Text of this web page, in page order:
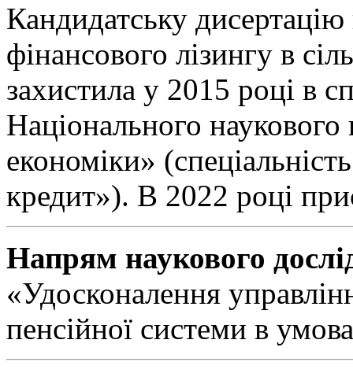
Кандидатську
фінансового лізингу в
захистила у 2015 році в
Національного наукового
економіки»
кредит»). В 2022 році
Напрям наукового
«Удосконалення
пенсійної системи в